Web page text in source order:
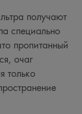
получают
специально
пропитанный
очаг
только